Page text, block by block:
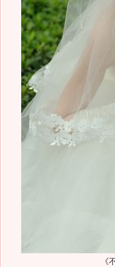
《